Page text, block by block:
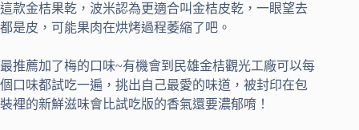
這款金桔果乾，波米認為更適合叫金桔皮乾，一眼望去
都是皮，可能果肉在烘烤過程萎縮了吧。
最推薦加了梅的口味~有機會到民雄金桔觀光工廠可以每
個口味都試吃一遍，挑出自己最愛的味道，被封印在包
裝裡的新鮮滋味會比試吃版的香氣還要濃郁唷！